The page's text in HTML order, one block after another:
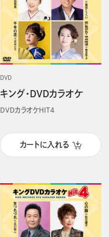
DVD
キング・DVDカラオケ
DVDカラオケHIT4
カートに入れる